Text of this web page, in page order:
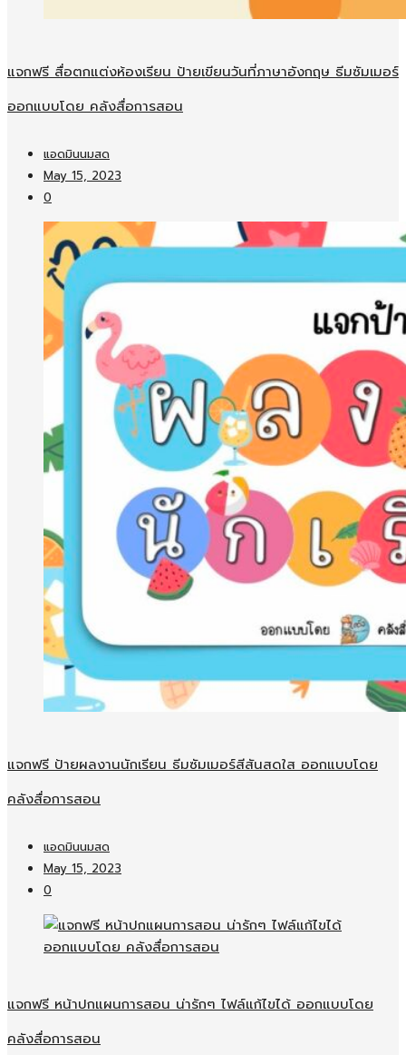
แจกฟรี สื่อตกแต่งห้องเรียน ป้ายเขียนวันที่ภาษาอังกฤษ ธีมซัมเมอร์
ออกแบบโดย คลังสื่อการสอน
แอดมินนมสด
May 15, 2023
0
แจกฟรี ป้ายผลงานนักเรียน ธีมซัมเมอร์สีสันสดใส ออกแบบโดย
คลังสื่อการสอน
แอดมินนมสด
May 15, 2023
0
แจกฟรี หน้าปกแผนการสอน น่ารักๆ ไฟล์แก้ไขได้ ออกแบบโดย
คลังสื่อการสอน